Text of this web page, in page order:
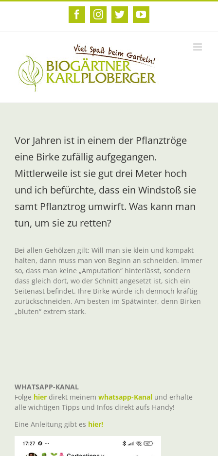
Zum
FacebookInstagram
TwitterYouTube
Vor Jahren ist in einem der Pflanztröge
eine Birke zufällig aufgegangen.
Mittlerweile ist sie gut drei Meter hoch
und ich befürchte, dass ein Windstoß sie
samt Pflanztrog umwirft. Was kann man
tun, um sie zu retten?
Bei allen Gehölzen gilt: Will man sie klein und kompakt
halten, dann muss man von Beginn an schneiden. Immer
so, dass man keine „Amputation“ hinterlässt, sondern
dass gleich dort, wo der Schnitt angesetzt ist, sich ein
Seitenast befindet. Ihre Birke würde ich dennoch kräftig
zurückschneiden. Am besten im Spätwinter, denn Birken
„bluten“ extrem stark.
WHATSAPP-KANAL
Folge hier direkt meinem whatsapp-Kanal und erhalte
alle wichtigen Tipps und Infos direkt aufs Handy!
Eine Anleitung gibt es hier!